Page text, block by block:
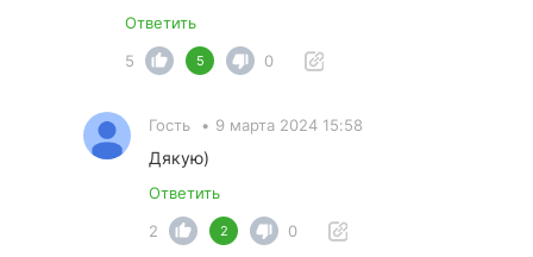
Ответить
5
5 0
Гость • 9 марта 2024 15:58
Дякую)
Ответить
2
2 0